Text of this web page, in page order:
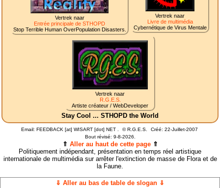
Vertrek naar
Entrée principale de STHOPD
Stop Terrible Human OverPopulation Disasters.
Vertrek naar
Livre de multimédia
Cybernétique de Virus Mentale
Vertrek naar
R.G.E.S.
Artiste créateur / WebDeveloper
Stay Cool ... STHOPD the World
Email: FEEDBACK [at] WISART [dot] NET . ©R.G.E.S.
Créé: 22-Juillet-2007
Bout révisé: 9-8-2026.
⇑ Aller au haut de cette page⇑
Politiquement indépendant, présentation en temps réel artistique
internationale de multimédia sur arrêter l'extinction de masse de Flora et de
la Faune.
⇓ Aller au bas de table de slogan ⇓